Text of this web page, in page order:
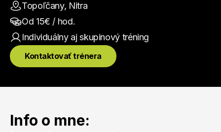
Topoľčany, Nitra
Od 15€ / hod.
Individuálny aj skupinový tréning
Kontaktovať trénera
Info o mne: